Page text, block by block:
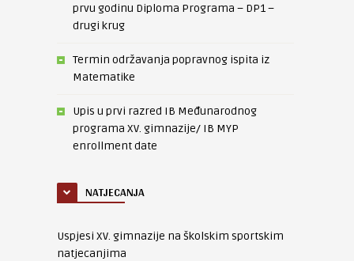
prvu godinu Diploma Programa – DP1 –
drugi krug
Termin održavanja popravnog ispita iz
Matematike
Upis u prvi razred IB Međunarodnog
programa XV. gimnazije/ IB MYP
enrollment date
NATJECANJA
Uspjesi XV. gimnazije na školskim sportskim
natjecanjima